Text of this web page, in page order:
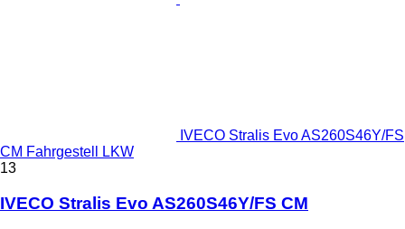
IVECO Stralis Evo AS260S46Y/FS
CM Fahrgestell LKW
13
IVECO Stralis Evo AS260S46Y/FS CM